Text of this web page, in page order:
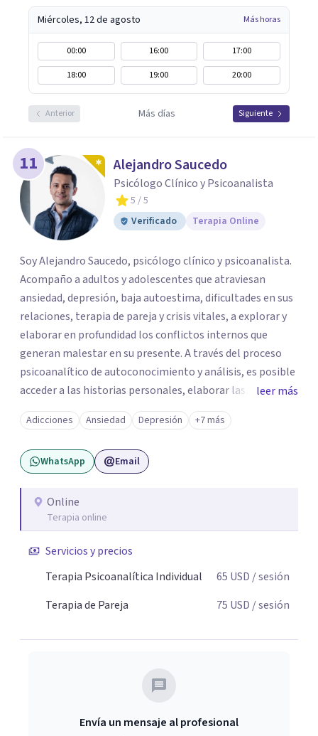
Miércoles, 12 de agosto Más horas
00:00 16:00
17:00
18:00
19:00 20:00
Anterior Más días Siguiente
11 Alejandro Saucedo
Psicólogo Clínico y Psicoanalista
5 / 5
Verificado
Terapia Online
Soy Alejandro Saucedo, psicólogo clínico y psicoanalista.
Acompaño a adultos y adolescentes que atraviesan
ansiedad, depresión, baja autoestima, dificultades en sus
relaciones, terapia de pareja y crisis vitales, a explorar y
elaborar en profundidad los conflictos internos que
generan malestar en su presente. A través del proceso
psicoanalítico de autoconocimiento y análisis, es posible
acceder a las historias personales, elaborar las
experiencias del pasado y resignificarlas, liberando su
influencia para construir un futuro con mayor libertad y
autenticidad. La terapia psicoanalítica crea un espacio de
verbalización libre y sin filtros. A través de esta
exploran las vivencias que aún condicionan el presente, se
les otorga un nuevo sentido y se transforma su impacto
claridad sobre sí mismos, reducen significativamente su
sufrimiento y alcanzan cambios profundos y duraderos en
leer más
Adicciones Ansiedad Depresión +7 más
WhatsApp Email
Online
Terapia online
Servicios y precios
Terapia Psicoanalítica Individual
65 USD / sesión
Terapia de Pareja
75 USD / sesión
Envía un mensaje al profesional